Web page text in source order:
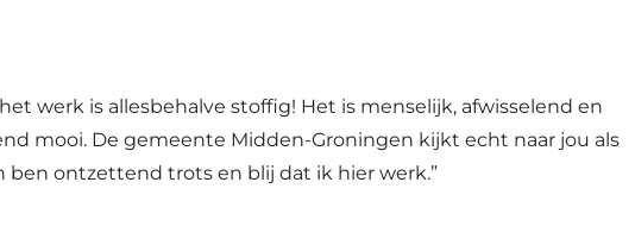
werk is allesbehalve stoffig! Het is menselijk, afwisselend en
mooi. De gemeente Midden-Groningen kijkt echt naar jou als
ontzettend trots en blij dat ik hier werk.”